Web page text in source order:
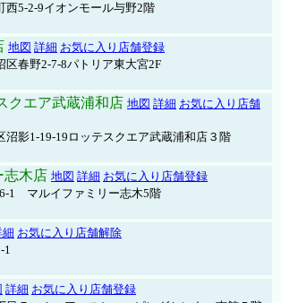
西5-2-9イオンモール与野2階
地図 詳細 お気に入り店舗登録
区春野2-7-8パトリア東大宮2F
クエア武蔵浦和店 地図 詳細 お気に入り店舗
沼影1-19-19ロッテスクエア武蔵浦和店３階
志木店 地図 詳細 お気に入り店舗登録
1 マルイファミリー志木5階
細 お気に入り店舗解除
1
詳細 お気に入り店舗登録